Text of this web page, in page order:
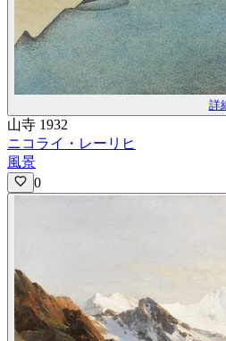
詳
山寺 1932
ニコライ・レーリヒ
風景
0